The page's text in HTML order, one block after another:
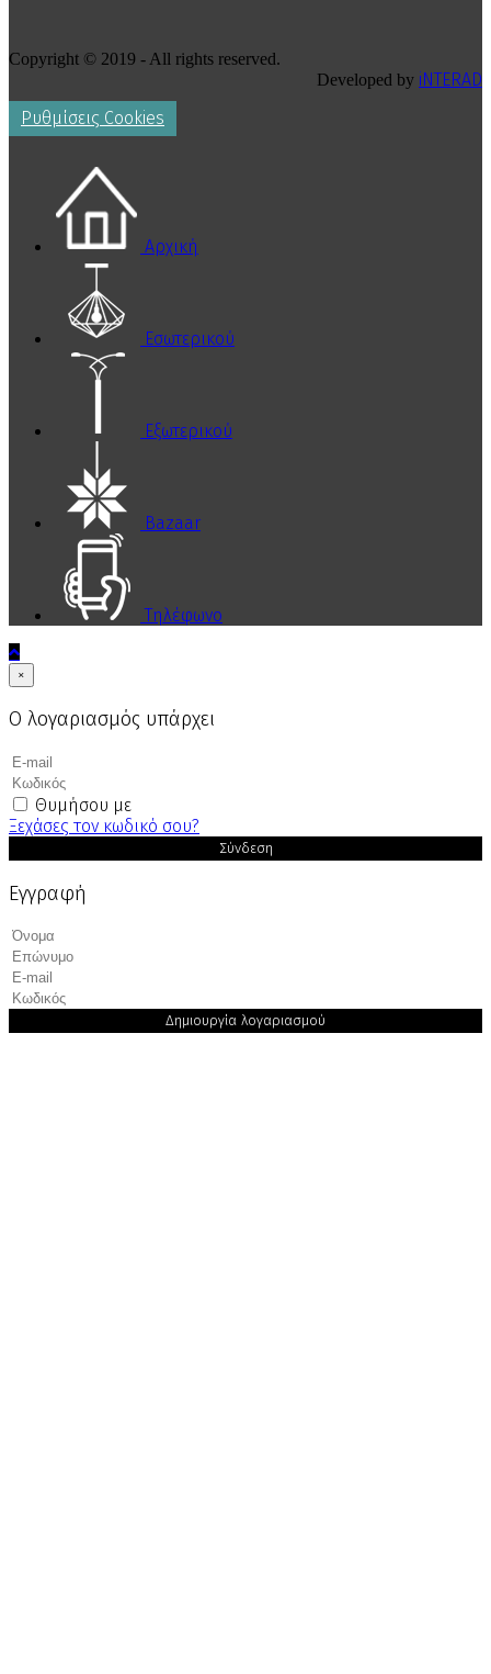
Copyright © 2019 - All rights reserved.
Developed by iNTERAD
Ρυθμίσεις Cookies
Αρχική
Εσωτερικού
Εξωτερικού
Bazaar
Τηλέφωνο
×
Ο λογαριασμός υπάρχει
Θυμήσου με
Ξεχάσες τον κωδικό σου?
Σύνδεση
Εγγραφή
Δημιουργία λογαριασμού